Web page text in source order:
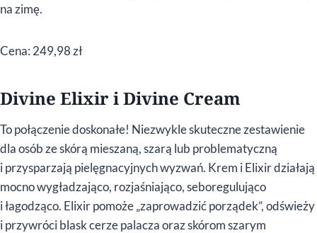
na zimę.
Cena: 249,98 zł
Divine Elixir i Divine Cream
To połączenie doskonałe! Niezwykle skuteczne zestawienie
dla osób ze skórą mieszaną, szarą lub problematyczną
i przysparzają pielęgnacyjnych wyzwań. Krem i Elixir działają
mocno wygładzająco, rozjaśniająco, seboregulująco
i łagodząco. Elixir pomoże „zaprowadzić porządek”, odświeży
i przywróci blask cerze palacza oraz skórom szarym